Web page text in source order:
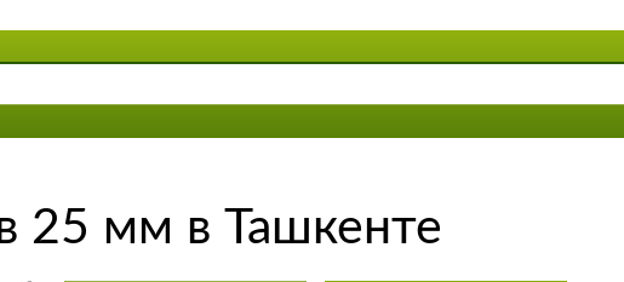
25 мм в Ташкенте